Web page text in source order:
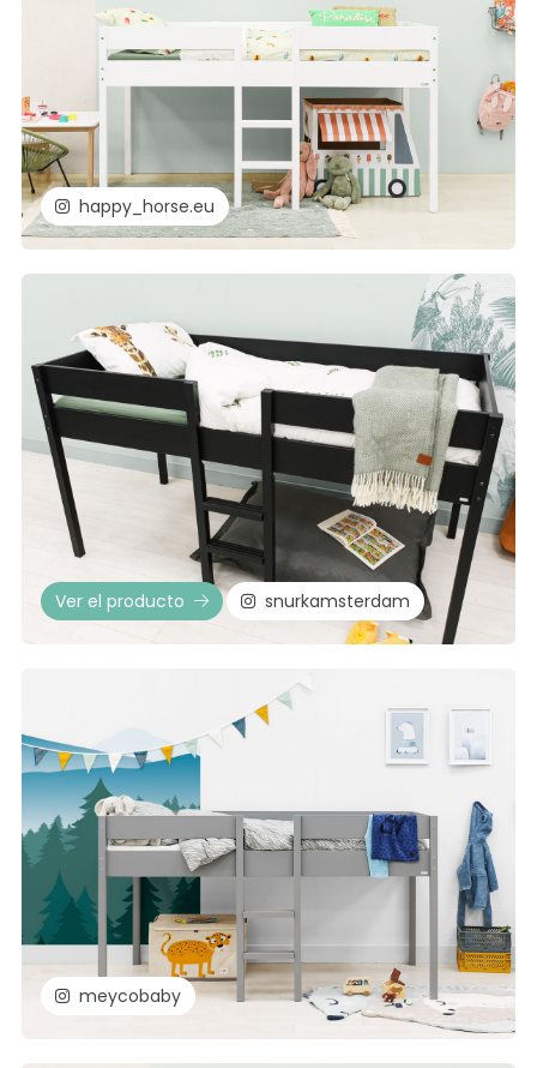
happy_horse.eu
Ver el producto snurkamsterdam
meycobaby